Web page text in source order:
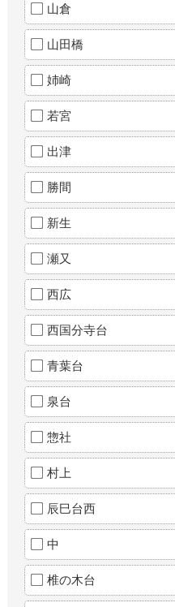
山倉
山田橋
姉崎
若宮
出津
勝間
新生
瀬又
西広
西国分寺台
青葉台
泉台
惣社
村上
辰巳台西
中
椎の木台